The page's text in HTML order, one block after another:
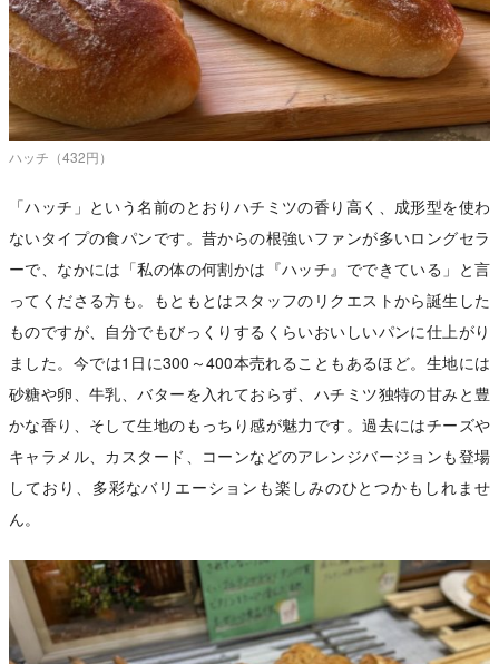
ハッチ（432円）
「ハッチ」という名前のとおりハチミツの香り高く、成形型を使わ
ないタイプの食パンです。昔からの根強いファンが多いロングセラ
ーで、なかには「私の体の何割かは『ハッチ』でできている」と言
ってくださる方も。もともとはスタッフのリクエストから誕生した
ものですが、自分でもびっくりするくらいおいしいパンに仕上がり
ました。今では1日に300～400本売れることもあるほど。生地には
砂糖や卵、牛乳、バターを入れておらず、ハチミツ独特の甘みと豊
かな香り、そして生地のもっちり感が魅力です。過去にはチーズや
キャラメル、カスタード、コーンなどのアレンジバージョンも登場
しており、多彩なバリエーションも楽しみのひとつかもしれませ
ん。